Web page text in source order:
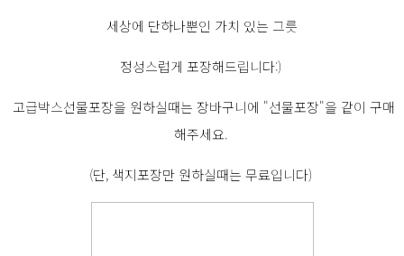
세상에 단하나뿐인 가치 있는 그릇
정성스럽게 포장해드립니다:)
고급박스선물포장을 원하실때는 장바구니에 "선물포장"을 같이 구매
해주세요.
(단, 색지포장만 원하실때는 무료입니다)